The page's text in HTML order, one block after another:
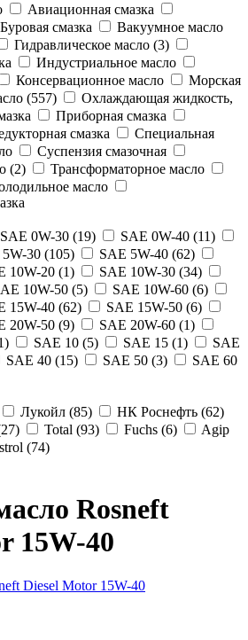
Авиационная смазка
Буровая смазка
Вакуумное масло
Гидравлическое масло (3)
Индустриальное масло
Консервационное масло
Морская
(557)
Охлаждающая жидкость,
Приборная смазка
смазка
Специальная
Суспензия смазочная
(2)
Трансформаторное масло
масло
SAE 0W-30 (19)
SAE 0W-40 (11)
30 (105)
SAE 5W-40 (62)
10W-20 (1)
SAE 10W-30 (34)
10W-50 (5)
SAE 10W-60 (6)
15W-40 (62)
SAE 15W-50 (6)
20W-50 (9)
SAE 20W-60 (1)
SAE 10 (5) SAE 15 (1)
SAE
SAE 40 (15) SAE 50 (3)
SAE 60
Лукойл (85)
НК Роснефть (62)
Total (93) Fuchs (6)
Agip
(74)
Rosneft
15W-40